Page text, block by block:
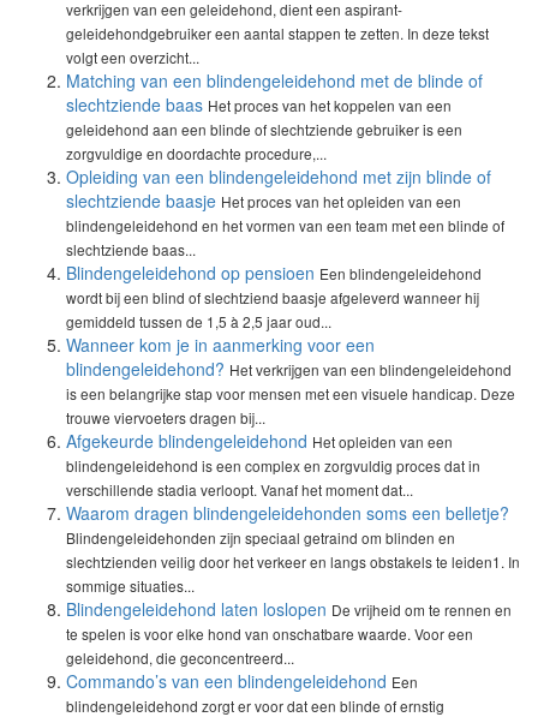
verkrijgen van een geleidehond, dient een aspirant-
geleidehondgebruiker een aantal stappen te zetten. In deze tekst
volgt een overzicht...
Matching van een blindengeleidehond met de blinde of
slechtziende baas Het proces van het koppelen van een
geleidehond aan een blinde of slechtziende gebruiker is een
zorgvuldige en doordachte procedure,...
Opleiding van een blindengeleidehond met zijn blinde of
slechtziende baasje Het proces van het opleiden van een
blindengeleidehond en het vormen van een team met een blinde of
slechtziende baas...
Blindengeleidehond op pensioen Een blindengeleidehond
wordt bij een blind of slechtziend baasje afgeleverd wanneer hij
gemiddeld tussen de 1,5 à 2,5 jaar oud...
Wanneer kom je in aanmerking voor een
blindengeleidehond? Het verkrijgen van een blindengeleidehond
is een belangrijke stap voor mensen met een visuele handicap. Deze
trouwe viervoeters dragen bij...
Afgekeurde blindengeleidehond Het opleiden van een
blindengeleidehond is een complex en zorgvuldig proces dat in
verschillende stadia verloopt. Vanaf het moment dat...
Waarom dragen blindengeleidehonden soms een belletje?
Blindengeleidehonden zijn speciaal getraind om blinden en
slechtzienden veilig door het verkeer en langs obstakels te leiden1. In
sommige situaties...
Blindengeleidehond laten loslopen De vrijheid om te rennen en
te spelen is voor elke hond van onschatbare waarde. Voor een
geleidehond, die geconcentreerd...
Commando’s van een blindengeleidehond Een
blindengeleidehond zorgt er voor dat een blinde of ernstig